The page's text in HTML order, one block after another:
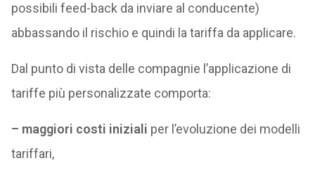
possibili feed-back da inviare al conducente)
abbassando il rischio e quindi la tariffa da applicare.
Dal punto di vista delle compagnie l’applicazione di
tariffe più personalizzate comporta:
– maggiori costi iniziali per l’evoluzione dei modelli
tariffari,